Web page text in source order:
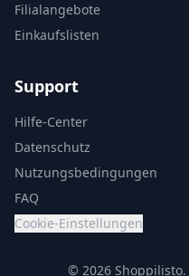
Filialangebote
Einkaufslisten
Support
Hilfe-Center
Datenschutz
Nutzungsbedingungen
FAQ
Cookie-Einstellungen
© 2026 Shoppilisto.